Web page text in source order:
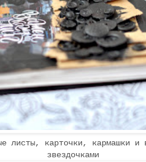
листы, карточки, кармашки и
звездочками